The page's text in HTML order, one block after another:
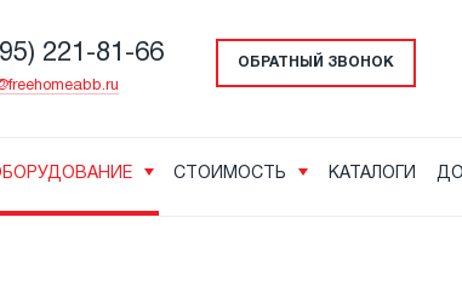
221-81-66 ОБРАТНЫЙ ЗВОНОК
СТОИМОСТЬ КАТАЛОГИ